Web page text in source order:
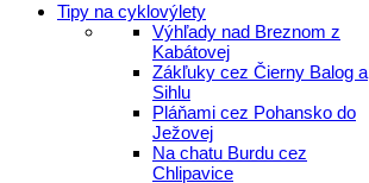
Tipy na cyklovýlety
Výhľady nad Breznom z
Kabátovej
Zákľuky cez Čierny Balog a
Sihlu
Pláňami cez Pohansko do
Ježovej
Na chatu Burdu cez
Chlipavice